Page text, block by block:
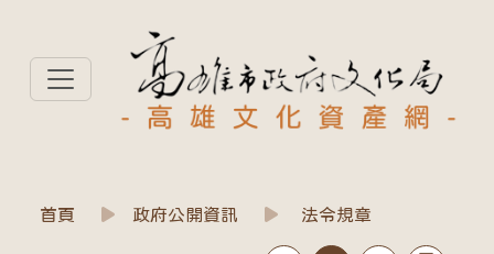
政府公開資訊
首頁 政府公開資訊 法令規章